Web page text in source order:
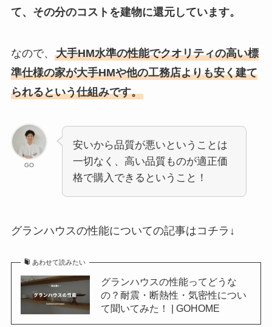
て、その分のコストを建物に還元しています。
なので、 大手HM水準の性能でクオリティの高い標
準仕様の家が大手HMや他の工務店よりも安く建て
られるという仕組みです。
GO
安いから品質が悪いということは
一切なく、高い品質ものが適正価
格で購入できるということ！
グランハウスの性能についての記事はコチラ↓
あわせて読みたい
グランハウスの性能ってどうな
の？耐震・断熱性・気密性につい
て聞いてみた！ | GOHOME